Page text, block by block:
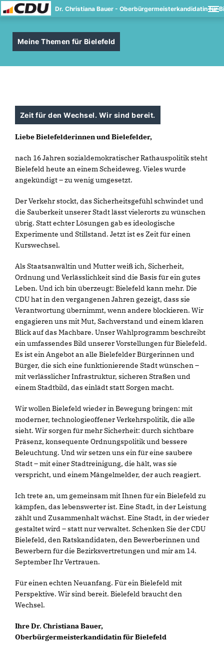
Dr. Christiana Bauer - Oberbürgermeisterkandidatin für
Meine Themen für Bielefeld
Zeit für den Wechsel. Wir sind bereit.
Liebe Bielefelderinnen und Bielefelder,
nach 16 Jahren sozialdemokratischer Rathauspolitik steht
Bielefeld heute an einem Scheideweg. Vieles wurde
angekündigt – zu wenig umgesetzt.
Der Verkehr stockt, das Sicherheitsgefühl schwindet und
die Sauberkeit unserer Stadt lässt vielerorts zu wünschen
übrig. Statt echter Lösungen gab es ideologische
Experimente und Stillstand. Jetzt ist es Zeit für einen
Kurswechsel.
Als Staatsanwältin und Mutter weiß ich, Sicherheit,
Ordnung und Verlässlichkeit sind die Basis für ein gutes
Leben. Und ich bin überzeugt: Bielefeld kann mehr. Die
CDU hat in den vergangenen Jahren gezeigt, dass sie
Verantwortung übernimmt, wenn andere blockieren. Wir
engagieren uns mit Mut, Sachverstand und einem klaren
Blick auf das Machbare. Unser Wahlprogramm beschreibt
ein umfassendes Bild unserer Vorstellungen für Bielefeld.
Es ist ein Angebot an alle Bielefelder Bürgerinnen und
Bürger, die sich eine funktionierende Stadt wünschen –
mit verlässlicher Infrastruktur, sicheren Straßen und
einem Stadtbild, das einlädt statt Sorgen macht.
Wir wollen Bielefeld wieder in Bewegung bringen: mit
moderner, technologieoffener Verkehrspolitik, die alle
sieht. Wir sorgen für mehr Sicherheit: durch sichtbare
Präsenz, konsequente Ordnungspolitik und bessere
Beleuchtung. Und wir setzen uns ein für eine saubere
Stadt – mit einer Stadtreinigung, die hält, was sie
verspricht, und einem Mängelmelder, der auch reagiert.
Ich trete an, um gemeinsam mit Ihnen für ein Bielefeld zu
kämpfen, das lebenswerter ist. Eine Stadt, in der Leistung
zählt und Zusammenhalt wächst. Eine Stadt, in der wieder
gestaltet wird – statt nur verwaltet. Schenken Sie der CDU
Bielefeld, den Ratskandidaten, den Bewerberinnen und
Bewerbern für die Bezirksvertretungen und mir am 14.
September Ihr Vertrauen.
Für einen echten Neuanfang. Für ein Bielefeld mit
Perspektive. Wir sind bereit. Bielefeld braucht den
Wechsel.
Ihre Dr. Christiana Bauer,
Oberbürgermeisterkandidatin für Bielefeld